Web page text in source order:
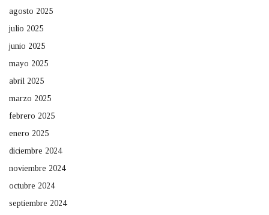
agosto 2025
julio 2025
junio 2025
mayo 2025
abril 2025
marzo 2025
febrero 2025
enero 2025
diciembre 2024
noviembre 2024
octubre 2024
septiembre 2024